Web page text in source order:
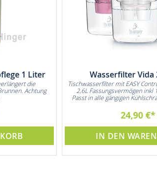
1 Liter
die
Achtung
Wasserfilter Vida
Tischwasserfilter mit EASY
2,6L Fassungsvermögen inkl
Passt in alle gängigen
24,90 €
IN DEN